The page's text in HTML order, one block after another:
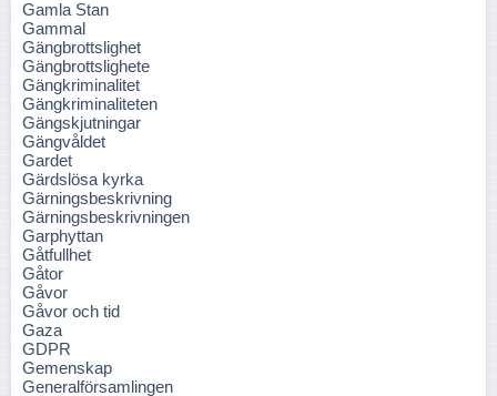
Gamla Stan
Gammal
Gängbrottslighet
Gängbrottslighete
Gängkriminalitet
Gängkriminaliteten
Gängskjutningar
Gängvåldet
Gardet
Gärdslösa kyrka
Gärningsbeskrivning
Gärningsbeskrivningen
Garphyttan
Gåtfullhet
Gåtor
Gåvor
Gåvor och tid
Gaza
GDPR
Gemenskap
Generalförsamlingen